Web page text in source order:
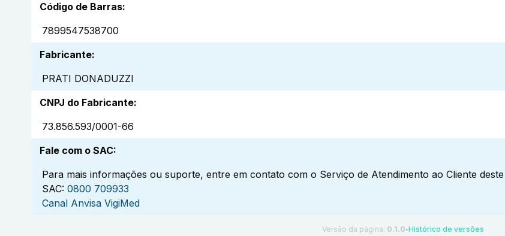
Código de Barras:
7899547538700
Fabricante:
PRATI DONADUZZI
CNPJ do Fabricante:
73.856.593/0001-66
Fale com o SAC:
Para mais informações ou suporte, entre em contato com o Serviço de Atendimento ao Cliente
SAC: 0800 709933
Canal Anvisa VigiMed
Versão da página: 0.1.0 ●Histórico de versões